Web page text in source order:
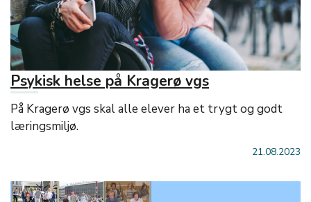
Psykisk helse på Kragerø vgs
På Kragerø vgs skal alle elever ha et trygt og godt
læringsmiljø.
21.08.2023